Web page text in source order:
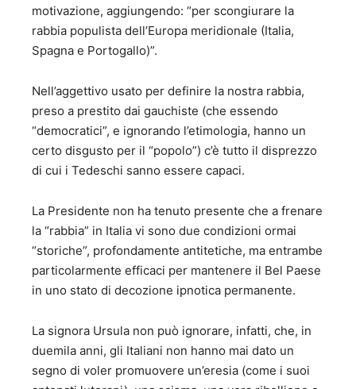
turismo e lo spettacolo dal 1983 al 1985 (Capo di
Gabinetto). e) Ministero dell’ambiente dal 1986 al 1987
(Capo di Gabinetto) f) Ministero delle aree urbane dal 1987
al 1993 (Capo di Gabinetto). 3 – Attività svolte in organismi
Comitato per i Pubblici Appalti della allora CEE a Bruxelles
dal 1973 al 1975. b) Membro del Comitato Giuridico
dell’Organizzazione Internazionale dell’Aviazione Civile
(ICAO-OACI) a Montreal dal 1983 al 1985. c) Membro del
Comitato per gli Affari Urbani dell’OCSE a Parigi dal 1987
al 1993. d) Membro della delegazione della Cassa per il
Superiore delle Forze Armate dal 1981 al 2002. f) Membro
del Consiglio di Amministrazione dei Monopoli di Stato. g)
2002. 4 – Attività ulteriori: a) Presidente o Membro di
Commissioni di studio istituite dalla Pubblica
Amministrazione (Commissione Giannini per il riordino
dei Ministeri in Roma Capitale ed altre). b) Presidente o
Membro di commissioni di esame (Avvocatura dello Stato,
INPS ed altre). c) Autore di saggi ed articoli su riviste
giuridiche (Rassegna dell’Avvocatura dello Stato e
motivazione, aggiungendo: “per scongiurare la
rabbia populista dell’Europa meridionale (Italia,
Spagna e Portogallo)”.
Nell’aggettivo usato per definire la nostra rabbia,
preso a prestito dai gauchiste (che essendo
“democratici”, e ignorando l’etimologia, hanno un
certo disgusto per il “popolo”) c’è tutto il disprezzo
di cui i Tedeschi sanno essere capaci.
La Presidente non ha tenuto presente che a frenare
la “rabbia” in Italia vi sono due condizioni ormai
“storiche”, profondamente antitetiche, ma entrambe
particolarmente efficaci per mantenere il Bel Paese
in uno stato di decozione ipnotica permanente.
La signora Ursula non può ignorare, infatti, che, in
duemila anni, gli Italiani non hanno mai dato un
segno di voler promuovere un’eresia (come i suoi